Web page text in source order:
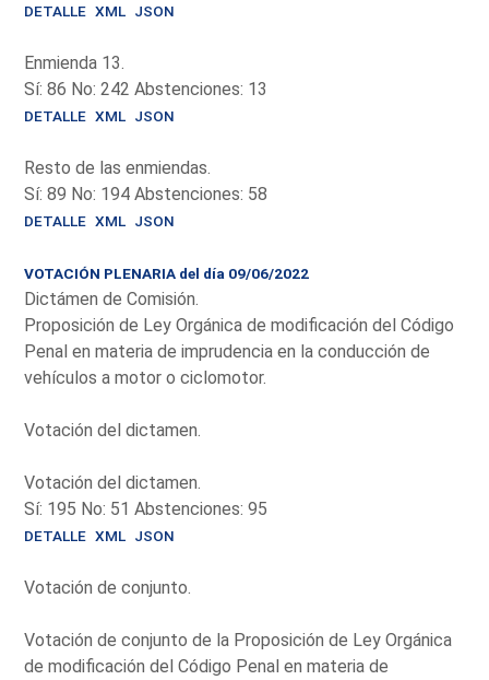
DETALLE XML JSON
Enmienda 13.
Sí: 86 No: 242 Abstenciones: 13
DETALLE XML JSON
Resto de las enmiendas.
Sí: 89 No: 194 Abstenciones: 58
DETALLE XML JSON
VOTACIÓN PLENARIA del día 09/06/2022
Dictámen de Comisión.
Proposición de Ley Orgánica de modificación del Código
Penal en materia de imprudencia en la conducción de
vehículos a motor o ciclomotor.
Votación del dictamen.
Votación del dictamen.
Sí: 195 No: 51 Abstenciones: 95
DETALLE XML JSON
Votación de conjunto.
Votación de conjunto de la Proposición de Ley Orgánica
de modificación del Código Penal en materia de